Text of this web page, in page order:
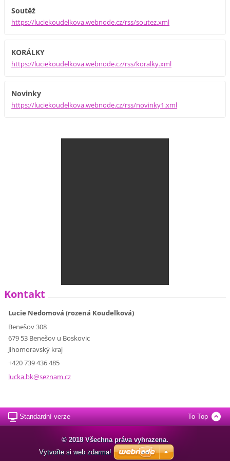
Soutěž
https://luciekoudelkova.webnode.cz/rss/soutez.xml
KORÁLKY
https://luciekoudelkova.webnode.cz/rss/koralky.xml
Novinky
https://luciekoudelkova.webnode.cz/rss/novinky1.xml
Kontakt
Lucie Nedomová (rozená Koudelková)
Benešov 308
679 53 Benešov u Boskovic
Jihomoravský kraj
+420 739 436 485
lucka.bk@seznam.cz
Standardní verze To Top
© 2018 Všechna práva vyhrazena.
Vytvořte si web zdarma!